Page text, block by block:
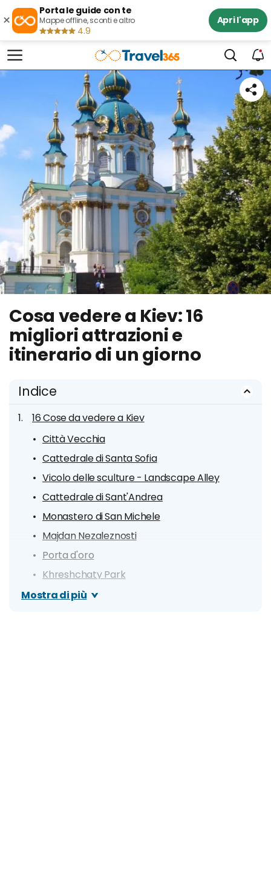
×
Porta le guide con te
Mappe offline, sconti e altro
4.9
Apri l'app
Cosa vedere a Kiev: 16
migliori attrazioni e
itinerario di un giorno
Indice
16 Cose da vedere a Kiev
Città Vecchia
Cattedrale di Santa Sofia
Vicolo delle sculture - Landscape Alley
Cattedrale di Sant'Andrea
Monastero di San Michele
Majdan Nezaleznosti
Porta d'oro
Khreshchaty Park
Monastero delle Grotte - Pechersk Lavra
Mostra di più